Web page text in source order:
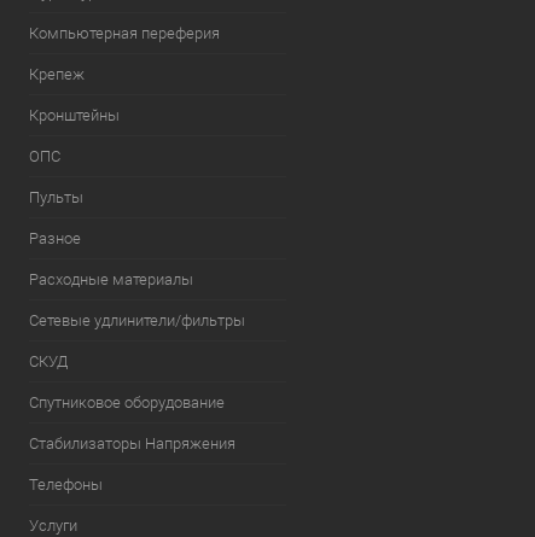
Компьютерная переферия
Крепеж
Кронштейны
ОПС
Пульты
Разное
Расходные материалы
Сетевые удлинители/фильтры
СКУД
Спутниковое оборудование
Стабилизаторы Напряжения
Телефоны
Услуги